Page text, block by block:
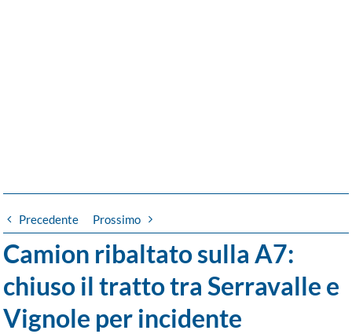
Precedente Prossimo
Camion ribaltato sulla A7:
chiuso il tratto tra Serravalle e
Vignole per incidente